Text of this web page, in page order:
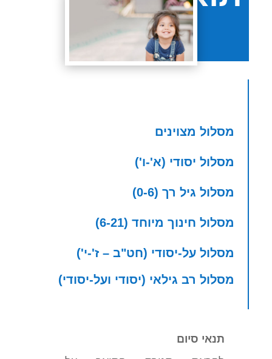
.B.Ed
מסלול מצוינים
מסלול יסודי (א'-ו')
מסלול גיל רך (0-6)
מסלול חינוך מיוחד (6-21)
מסלול על-יסודי (חט"ב – ז'-י')
מסלול רב גילאי (יסודי ועל-יסודי)
תנאי סיום